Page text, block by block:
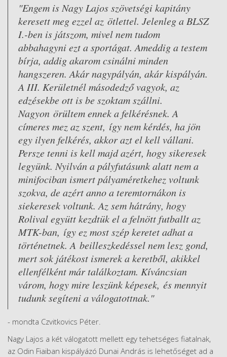
"Engem is Nagy Lajos szövetségi kapitány
keresett meg ezzel az ötlettel. Jelenleg a BLSZ
I.-ben is játszom, mivel nem tudom
abbahagyni ezt a sportágat. Ameddig a testem
bírja, addig akarom csinálni minden
hangszeren. Akár nagypályán, akár kispályán.
A III. Kerületnél másodedző vagyok, az
edzésekbe ott is be szoktam szállni.
Nagyon örültem ennek a felkérésnek. A
címeres mez az szent, így nem kérdés, ha jön
egy ilyen felkérés, akkor azt el kell vállani.
Persze tenni is kell majd azért, hogy sikeresek
legyünk. Nyilván a pályfutásunk alatt nem a
minifociban ismert pályaméretkehez voltunk
szokva, de azért anno a teremtornákon is
siekeresek voltunk. Az sem hátrány, hogy
Rolival együtt kezdtük el a felnött futballt az
MTK-ban, így ez most szép keretet adhat a
történetnek. A beilleszkedéssel nem lesz gond,
mert sok játékost ismerek a keretből, akikkel
ellenfélként már találkoztam. Kíváncsian
várom, hogy mire leszünk képesek, és mennyit
tudunk segíteni a válogatottnak."
- mondta Czvitkovics Péter.
Nagy Lajos a két válogatott mellett egy tehetséges fiatalnak,
az Odin Fiaiban kispályázó Dunai András is lehetőséget ad a